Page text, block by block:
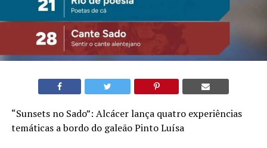
“Sunsets no Sado”: Alcácer lança quatro experiências
temáticas a bordo do galeão Pinto Luísa